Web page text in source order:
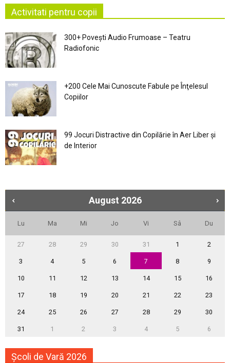
Activitati pentru copii
300+ Povești Audio Frumoase – Teatru
Radiofonic
+200 Cele Mai Cunoscute Fabule pe Înţelesul
Copiilor
99 Jocuri Distractive din Copilărie în Aer Liber şi
de Interior
August 2026
Lu Ma Mi Jo Vi Sâ Du
27 28 29 30 31 1 2
3 4 5 6 7 8 9
10 11 12 13 14 15 16
17 18 19 20 21 22 23
24 25 26 27 28 29 30
31 1 2 3 4 5 6
Școli de Vară 2026